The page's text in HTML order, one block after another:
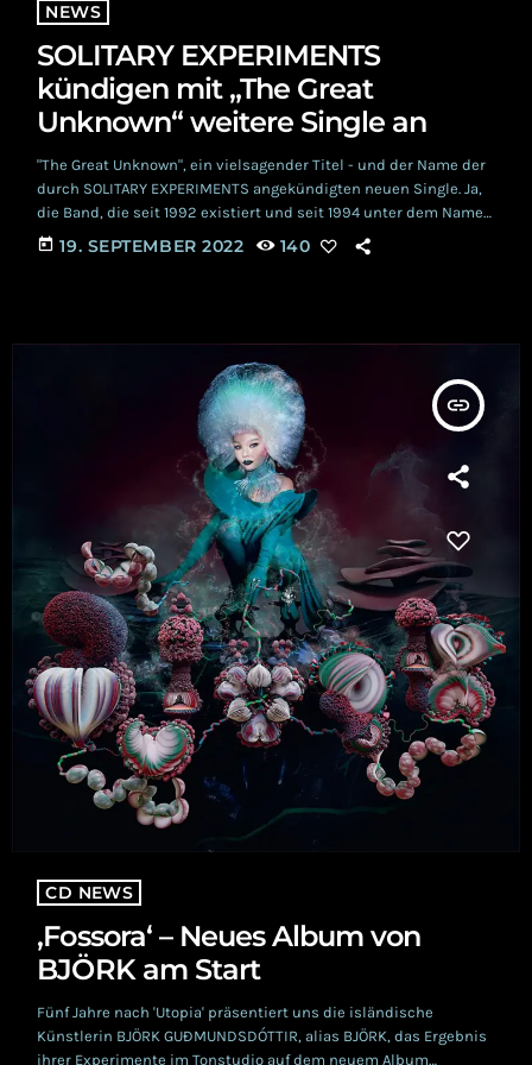
NEWS
SOLITARY EXPERIMENTS
kündigen mit „The Great
Unknown“ weitere Single an
"The Great Unknown", ein vielsagender Titel - und der Name der
durch SOLITARY EXPERIMENTS angekündigten neuen Single. Ja,
die Band, die seit 1992 existiert und seit 1994 unter dem Namen
SOLITARY EXPERIMENTS eine Konstante in der dunkel-
elektronischen Musik bietet, hat zum 28. Oktober 2022 ihr
today 19. SEPTEMBER 2022 140
insert_link
CD NEWS
‚Fossora‘ – Neues Album von
BJÖRK am Start
Fünf Jahre nach 'Utopia' präsentiert uns die isländische
Künstlerin BJÖRK GUÐMUNDSDÓTTIR, alias BJÖRK, das Ergebnis
ihrer Experimente im Tonstudio auf dem neuem Album